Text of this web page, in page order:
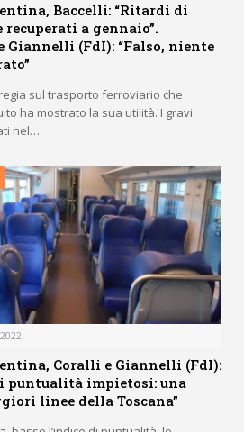
Baccelli: “Ritardi di
recuperati a gennaio”.
Giannelli (FdI): “Falso, niente
sul trasporto ferroviario che
ha mostrato la sua utilità. I gravi
nel…
Coralli e Giannelli (FdI):
puntualità impietosi: una
linee della Toscana”